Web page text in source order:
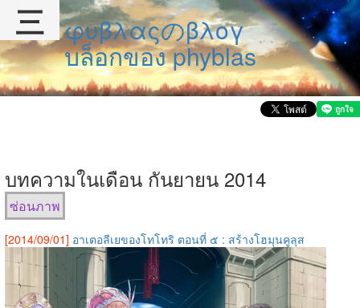
φυβλαςのβλογ
บล็อกของ phyblas
บทความในเดือน กันยายน 2014
ซ่อนภาพ
[2014/09/01] อาเตอลีเยของโทโทริ ตอนที่ ๕ : สร้างโฮมุนคูลุส
三